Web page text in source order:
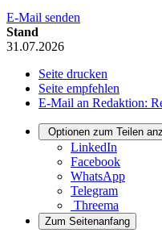
E-Mail senden
Stand
31.07.2026
Seite drucken
Seite empfehlen
E-Mail an Redaktion:
Optionen zum Teilen
LinkedIn
Facebook
WhatsApp
Telegram
Threema
Zum Seitenanfang